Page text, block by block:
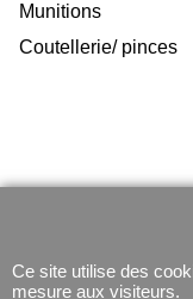
Munitions
Coutellerie/ pinces
Ce site utilise des
mesure aux visiteurs.